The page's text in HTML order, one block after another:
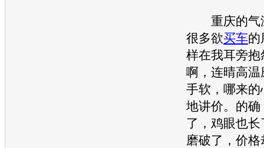
重庆的气
很多欲买车的
样在我耳旁
啊，连晴高
手软，哪来
地讲价。的
了，鸡眼也
磨破了，价